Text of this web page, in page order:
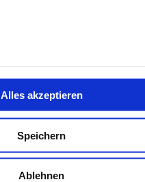
Alles akzeptieren
Speichern
Ablehnen